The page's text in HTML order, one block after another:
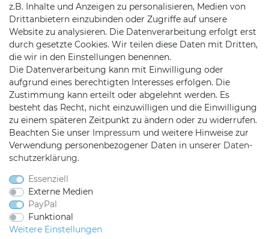
Batteriehinweise
KONTAKT
Telefon:09721 / 9453362
Mail:info@satshopping.de
z.B. Inhalte und Anzeigen zu personalisieren, Medien von
Drittanbietern einzubinden oder Zugriffe auf unsere
Website zu analysieren. Die Datenverarbeitung erfolgt erst
durch gesetzte Cookies. Wir teilen diese Daten mit Dritten,
die wir in den Einstellungen benennen.
Die Datenverarbeitung kann mit Einwilligung oder
aufgrund eines berechtigten Interesses erfolgen. Die
Zustimmung kann erteilt oder abgelehnt werden. Es
besteht das Recht, nicht einzuwilligen und die Einwilligung
zu einem späteren Zeitpunkt zu ändern oder zu widerrufen.
Beachten Sie unser Impressum und weitere Hinweise zur
Verwendung personenbezogener Daten in unserer Daten­
schutz­erklärung.
Essenziell
Externe Medien
PayPal
Funktional
Weitere Einstellungen